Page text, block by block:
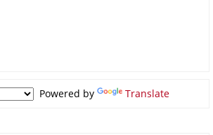
Powered by Translate